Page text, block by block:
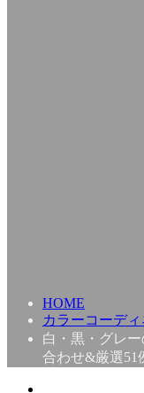
HOME
カラーコーディ
白・黒・グレ
合わせ&厳選51